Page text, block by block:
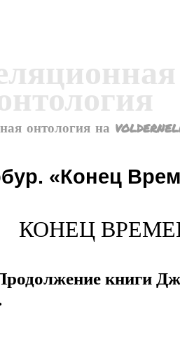
онтология на
«Конец
КОНЕЦ
книги